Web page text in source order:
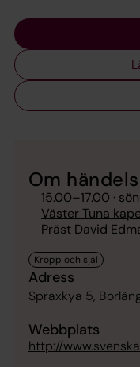
Om
15.00–17.00 ·
Väster Tuna
Präst David
Adress
Spraxkya 5,
Webbplats
http://